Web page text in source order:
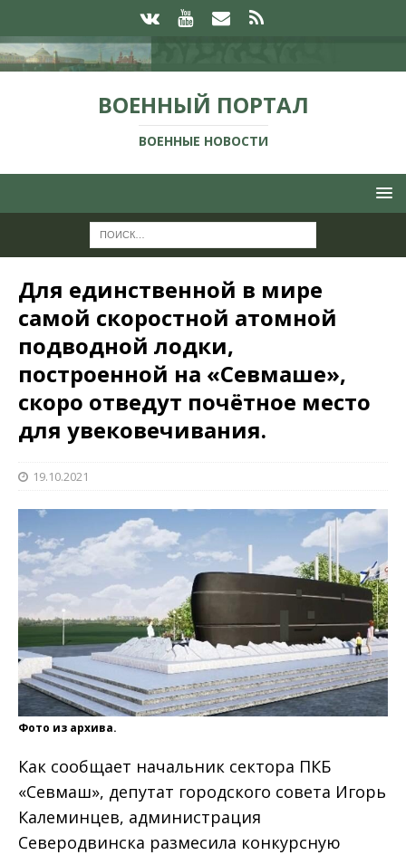
ВОЕННЫЙ ПОРТАЛ
ВОЕННЫЕ НОВОСТИ
Для единственной в мире
самой скоростной атомной
подводной лодки,
построенной на «Севмаше»,
скоро отведут почётное место
для увековечивания.
19.10.2021
Фото из архива.
Как сообщает начальник сектора ПКБ
«Севмаш», депутат городского совета Игорь
Калеминцев, администрация
Северодвинска размесила конкурсную